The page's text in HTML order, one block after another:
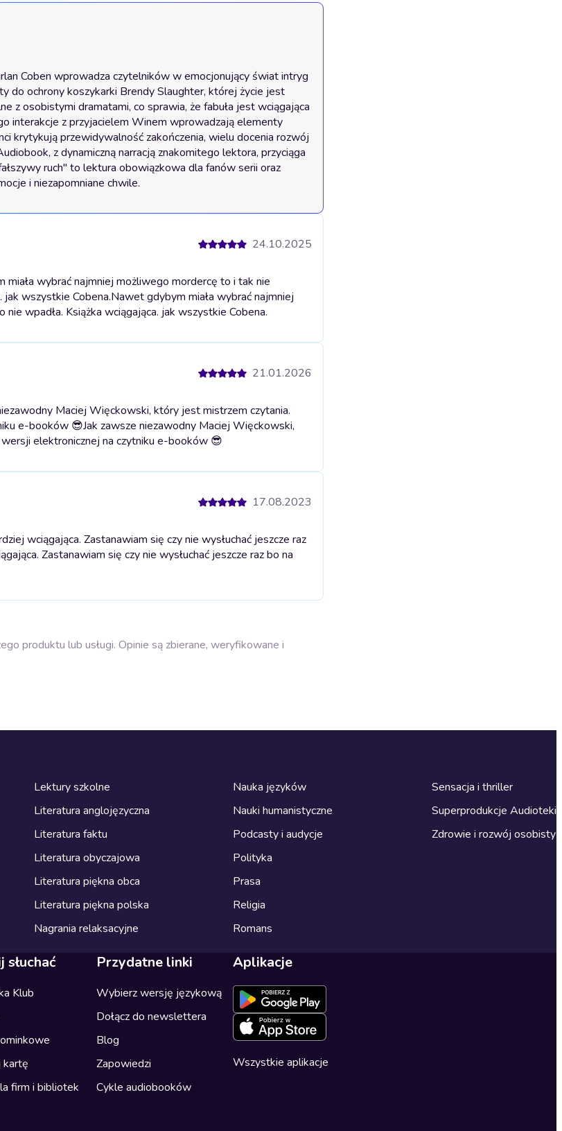
Coben wprowadza czytelników w emocjonujący świat intryg
do ochrony koszykarki Brendy Slaughter, której życie jest
z osobistymi dramatami, co sprawia, że fabuła jest wciągająca
interakcje z przyjacielem Winem wprowadzają elementy
krytykują przewidywalność zakończenia, wielu docenia rozwój
z dynamiczną narracją znakomitego lektora, przyciąga
ruch" to lektura obowiązkowa dla fanów serii oraz
i niezapomniane chwile.
24.10.2025
wybrać najmniej możliwego mordercę to i tak nie
jak wszystkie Cobena.Nawet gdybym miała wybrać najmniej
wpadła. Książka wciągająca. jak wszystkie Cobena.
21.01.2026
Maciej Więckowski, który jest mistrzem czytania.
e-booków 😎Jak zawsze niezawodny Maciej Więckowski,
elektronicznej na czytniku e-booków 😎
17.08.2023
wciągająca. Zastanawiam się czy nie wysłuchać jeszcze raz
Zastanawiam się czy nie wysłuchać jeszcze raz bo na
produktu lub usługi. Opinie są zbierane, weryfikowane i
Lektury szkolne
Literatura anglojęzyczna
Literatura faktu
Literatura obyczajowa
Literatura piękna obca
Literatura piękna polska
Nagrania relaksacyjne
Nauka języków
Nauki humanistyczne
Podcasty i audycje
Polityka
Prasa
Religia
Romans
Sensacja i thriller
Superprodukcje Audioteki
Zdrowie i rozwój osobisty
słuchać
Klub
firm i bibliotek
Przydatne linki
Wybierz wersję językową
Dołącz do newslettera
Blog
Zapowiedzi
Cykle audiobooków
Aplikacje
Wszystkie aplikacje